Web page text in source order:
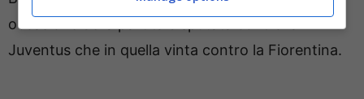
occasione della partita disputata contro la
Juventus che in quella vinta contro la Fiorentina.